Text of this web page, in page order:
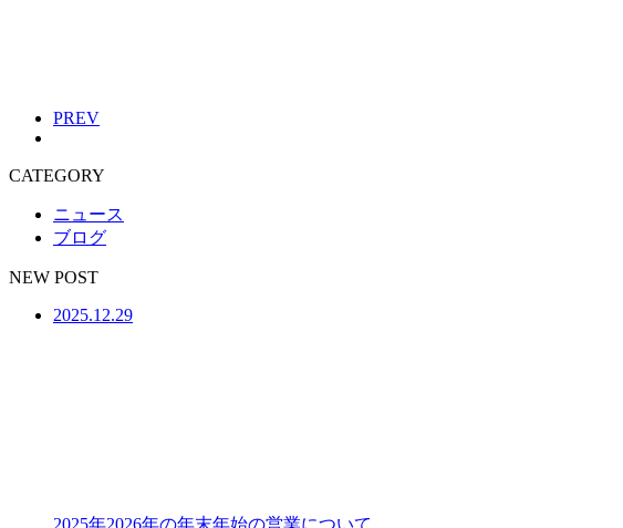
PREV
CATEGORY
ニュース
ブログ
NEW POST
2025.12.29
2025年2026年の年末年始の営業について